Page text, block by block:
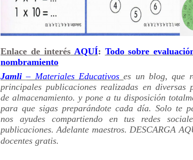
Enlace de interésAQUÍ: Todo sobre
nombramiento
Jamli – Materiales Educativoses un blog, que
principales publicaciones realizadas en diversas
de almacenamiento. y pone a tu disposición
para que sigas preparándote cada día. Solo te
nos ayudes compartiendo en tus redes
publicaciones. Adelante maestros. DESCARGA
docentes gratis.